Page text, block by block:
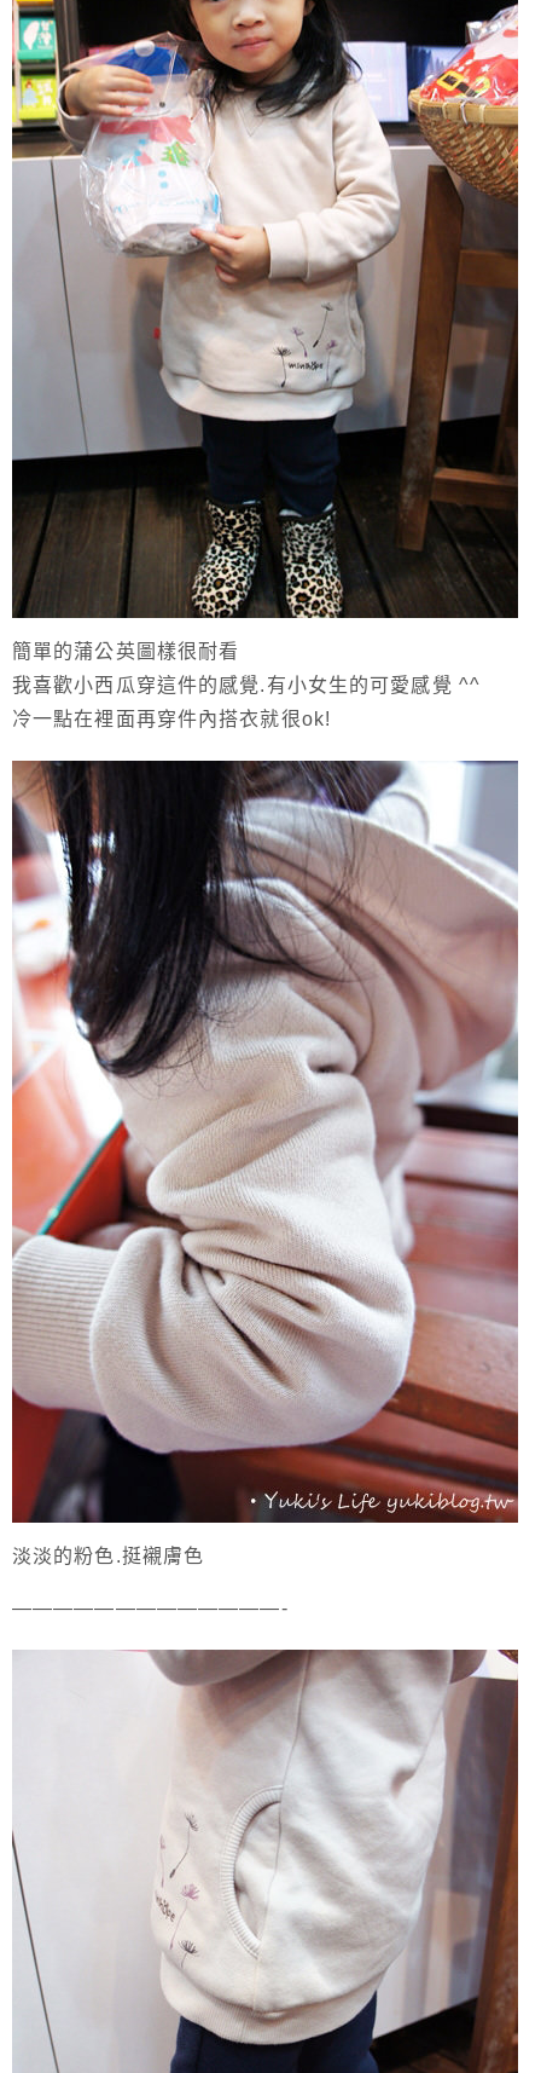
簡單的蒲公英圖樣很耐看
我喜歡小西瓜穿這件的感覺.有小女生的可愛感覺 ^^
冷一點在裡面再穿件內搭衣就很ok!
淡淡的粉色.挺襯膚色
—————————————-